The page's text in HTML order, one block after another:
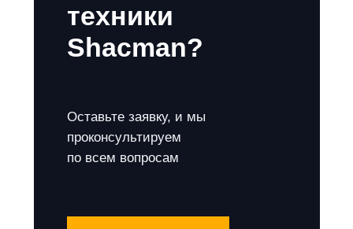
техники
Shacman?
Оставьте заявку, и мы
проконсультируем
по всем вопросам